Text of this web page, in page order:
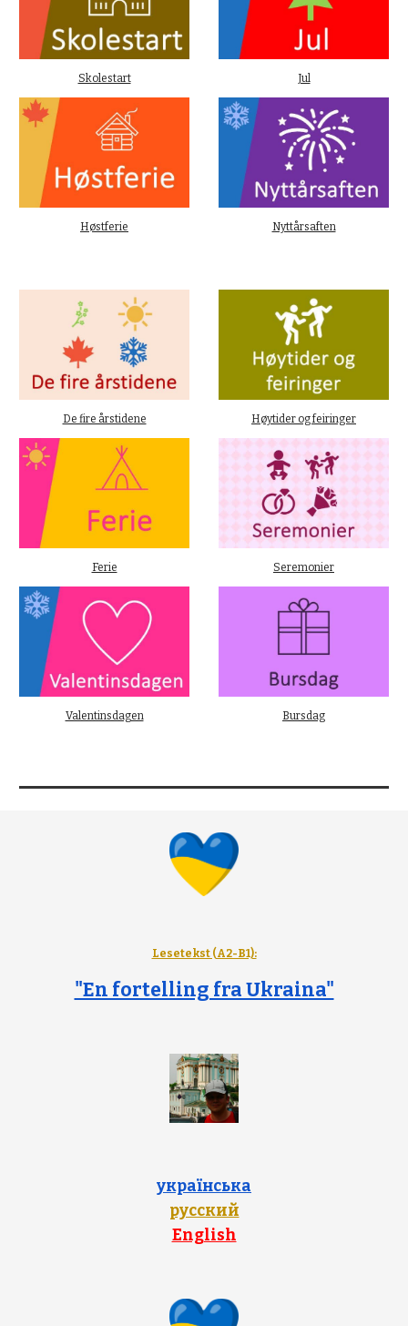
Skolestart
Høstferie
Jul
Nyttårsaften
De fire årstidene
Ferie
Valentinsdagen
Høytider og feiringer
Seremonier
Bursdag
Lesetekst (A2-B1):
"En fortelling fra Ukraina"
українська
русский
English